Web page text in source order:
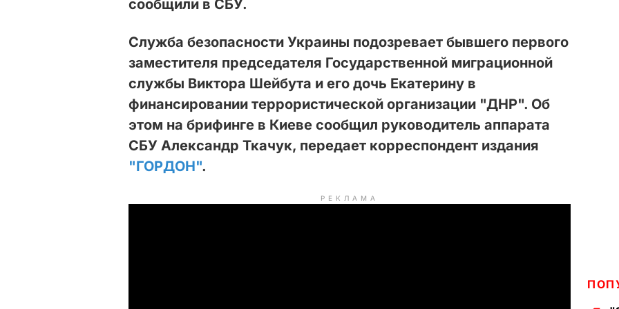
сообщили в СБУ.
Служба безопасности Украины подозревает бывшего первого
заместителя председателя Государственной миграционной
службы Виктора Шейбута и его дочь Екатерину в
финансировании террористической организации "ДНР". Об
этом на брифинге в Киеве сообщил руководитель аппарата
СБУ Александр Ткачук, передает корреспондент издания
"ГОРДОН".
РЕКЛАМА